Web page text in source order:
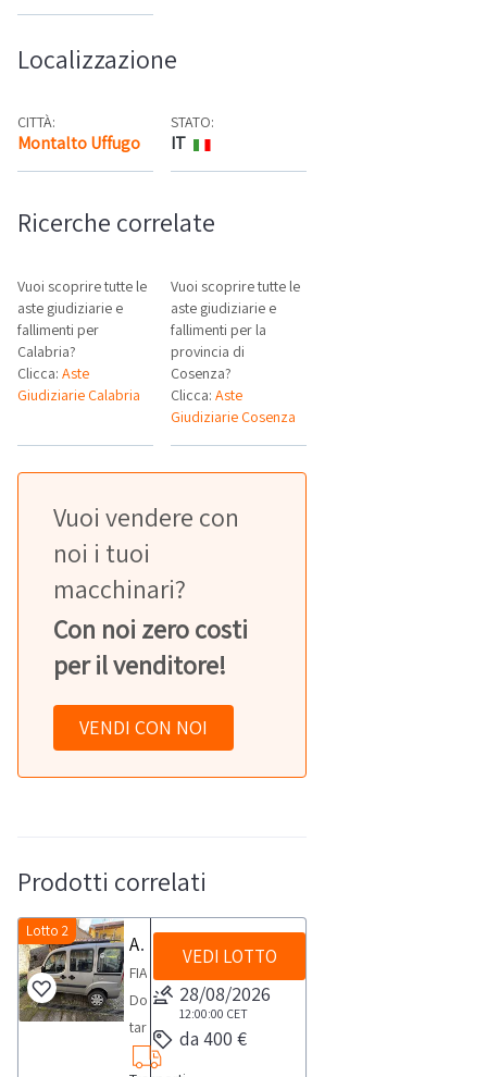
Localizzazione
CITTÀ:
Montalto Uffugo Mappa
STATO:
IT
Ricerche correlate
Vuoi scoprire tutte le
aste giudiziarie e
fallimenti per
Calabria?
Clicca: Aste
Giudiziarie Calabria
Vuoi scoprire tutte le
aste giudiziarie e
fallimenti per la
provincia di
Cosenza?
Clicca:Aste
Giudiziarie Cosenza
Vuoi vendere con
noi i tuoi
macchinari?
Con noi zero costi
per il venditore!
VENDI CON NOI
Prodotti correlati
Lotto 2
Autocarro Fiat Doblò
FIAT
Doblò
targata
DC468GB
VEDI LOTTO
28/08/2026
12:00:00 CET
da 400 €